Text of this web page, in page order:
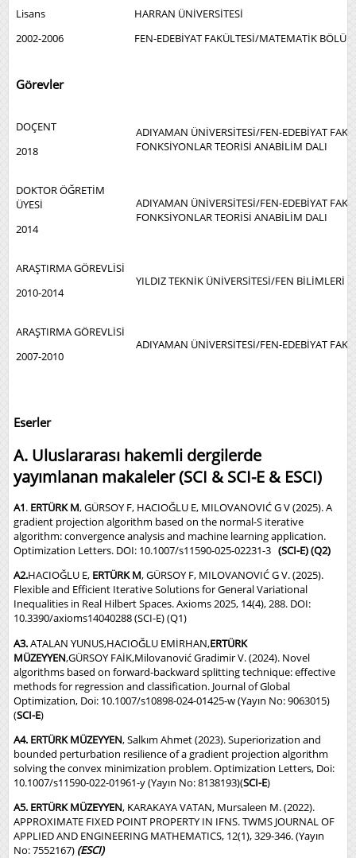
Lisans
2002-2006
HARRAN ÜNİVERSİTESİ
FEN-EDEBİYAT FAKÜLTESİ/MATEMATİK
Görevler
DOÇENT
2018
ADIYAMAN ÜNİVERSİTESİ/FEN-EDEBİYAT
FONKSİYONLAR TEORİSİ ANABİLİM DALI
DOKTOR ÖĞRETİM
ÜYESİ
2014
ADIYAMAN ÜNİVERSİTESİ/FEN-EDEBİYAT
FONKSİYONLAR TEORİSİ ANABİLİM DALI
ARAŞTIRMA GÖREVLİSİ
2010-2014
YILDIZ TEKNİK ÜNİVERSİTESİ/FEN BİLİMLERİ
ARAŞTIRMA GÖREVLİSİ
2007-2010
ADIYAMAN ÜNİVERSİTESİ/FEN-EDEBİYAT
Eserler
A. Uluslararası hakemli dergilerde
yayımlanan makaleler (SCI & SCI-E & ESCI)
A1. ERTÜRK M, GÜRSOY F, HACIOĞLU E, MILOVANOVIĆ G V (2025). A
gradient projection algorithm based on the normal-S iterative
algorithm: convergence analysis and machine learning application.
Optimization Letters. DOI: 10.1007/s11590-025-02231-3 (SCI-E) (Q2)
A2.HACIOĞLU E, ERTÜRK M, GÜRSOY F, MILOVANOVIĆ G V. (2025).
Flexible and Efficient Iterative Solutions for General Variational
Inequalities in Real Hilbert Spaces. Axioms 2025, 14(4), 288. DOI:
10.3390/axioms14040288 (SCI-E) (Q1)
A3.ATALAN YUNUS,HACIOĞLU EMİRHAN,ERTÜRK
MÜZEYYEN,GÜRSOY FAİK,Milovanović Gradimir V. (2024). Novel
algorithms based on forward-backward splitting technique: effective
methods for regression and classification. Journal of Global
Optimization, Doi: 10.1007/s10898-024-01425-w (Yayın No: 9063015)
(SCI-E)
A4. ERTÜRK MÜZEYYEN, Salkım Ahmet (2023). Superiorization and
bounded perturbation resilience of a gradient projection algorithm
solving the convex minimization problem. Optimization Letters, Doi:
10.1007/s11590-022-01961-y (Yayın No: 8138193)(SCI-E)
A5. ERTÜRK MÜZEYYEN, KARAKAYA VATAN, Mursaleen M. (2022).
APPROXIMATE FIXED POINT PROPERTY IN IFNS. TWMS JOURNAL OF
APPLIED AND ENGINEERING MATHEMATICS, 12(1), 329-346. (Yayın
No: 7552167) (ESCI)